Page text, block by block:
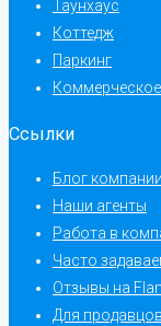
Таунхаус
Коттедж
Паркинг
Ссылки
Блог компании
Наши агенты
Работа в
Часто
Отзывы на
Для продавцов